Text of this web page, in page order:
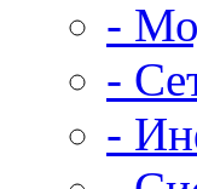
-
-
-